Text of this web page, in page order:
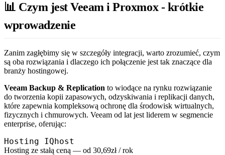
📊 Czym jest Veeam i Proxmox - krótkie
wprowadzenie
Zanim zagłębimy się w szczegóły integracji, warto zrozumieć, czym
są oba rozwiązania i dlaczego ich połączenie jest tak znaczące dla
branży hostingowej.
Veeam Backup & Replication to wiodące na rynku rozwiązanie
do tworzenia kopii zapasowych, odzyskiwania i replikacji danych,
które zapewnia kompleksową ochronę dla środowisk wirtualnych,
fizycznych i chmurowych. Veeam od lat jest liderem w segmencie
enterprise, oferując:
Hosting IQhost
Hosting ze stałą ceną — od 30,69zł / rok